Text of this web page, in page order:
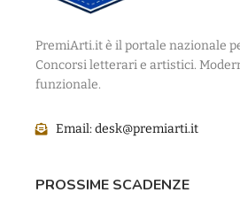
PremiArti.it è il portale nazionale
Concorsi letterari e artistici.
funzionale.
Email:desk@premiarti.it
PROSSIME SCADENZE